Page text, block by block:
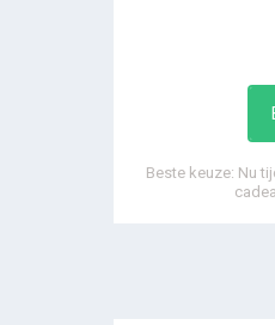
Beste keuze: Nu